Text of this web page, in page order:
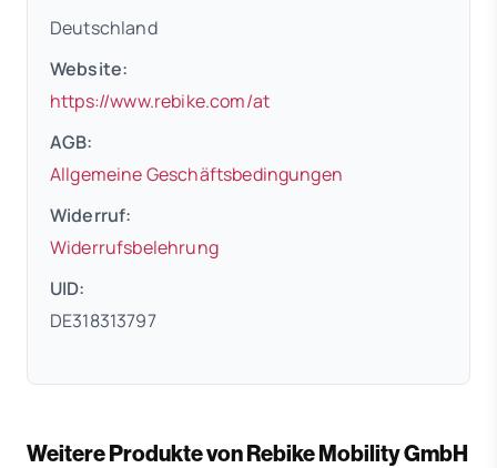
Deutschland
Website:
https://www.rebike.com/at(öffnet in neuem Tab)
AGB:
Allgemeine Geschäftsbedingungen(öffnet in neuem
Widerruf:
Widerrufsbelehrung(öffnet in neuem Tab)
UID:
DE318313797
Weitere Produkte von Rebike Mobility GmbH